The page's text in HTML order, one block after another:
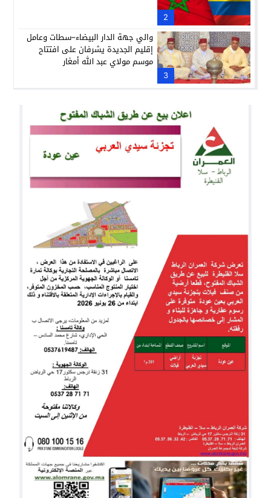
2
3
والي جهة الدار البيضاء–سطات وعامل
إقليم الجديدة يشرفان على افتتاح
موسم مولاي عبد الله أمغار